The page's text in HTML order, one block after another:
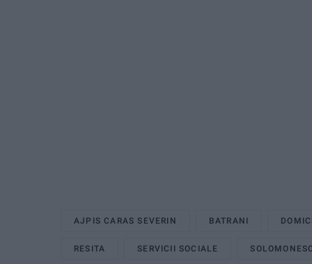
AJPIS CARAS SEVERIN BATRANI
RESITA SERVICII SOCIALE SOLOMONESC